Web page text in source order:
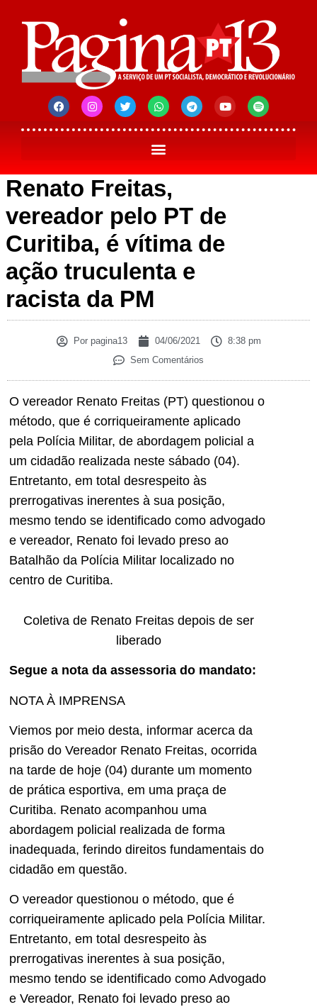
Renato Freitas,
vereador pelo PT de
Curitiba, é vítima de
ação truculenta e
racista da PM
Porpagina13 04/06/2021
8:38 pm
Sem Comentários
O vereador Renato Freitas (PT) questionou o
método, que é corriqueiramente aplicado
pela Polícia Militar, de abordagem policial a
um cidadão realizada neste sábado (04).
Entretanto, em total desrespeito às
prerrogativas inerentes à sua posição,
mesmo tendo se identificado como advogado
e vereador, Renato foi levado preso ao
Batalhão da Polícia Militar localizado no
centro de Curitiba.
Coletiva de Renato Freitas depois de ser
liberado
Segue a nota da assessoria do mandato:
NOTA À IMPRENSA
Viemos por meio desta, informar acerca da
prisão do Vereador Renato Freitas, ocorrida
na tarde de hoje (04) durante um momento
de prática esportiva, em uma praça de
Curitiba. Renato acompanhou uma
abordagem policial realizada de forma
inadequada, ferindo direitos fundamentais do
cidadão em questão.
O vereador questionou o método, que é
corriqueiramente aplicado pela Polícia Militar.
Entretanto, em total desrespeito às
prerrogativas inerentes à sua posição,
mesmo tendo se identificado como Advogado
e Vereador, Renato foi levado preso ao